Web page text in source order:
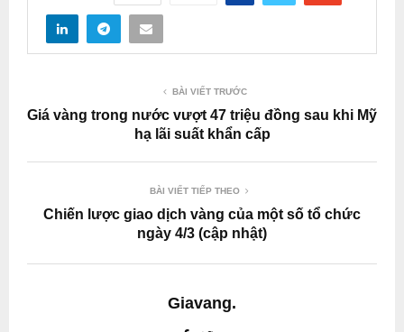
BÀI VIẾT TRƯỚC
Giá vàng trong nước vượt 47 triệu đồng sau khi Mỹ
hạ lãi suất khẩn cấp
BÀI VIẾT TIẾP THEO
Chiến lược giao dịch vàng của một số tổ chức
ngày 4/3 (cập nhật)
Giavang.